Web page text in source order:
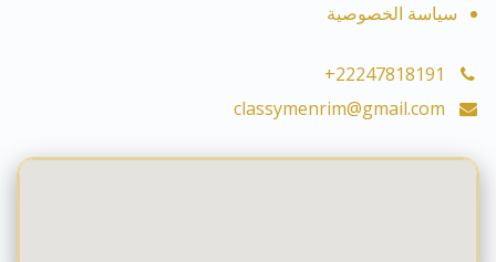
سياسة الخصوصية
+22247818191
classymenrim@gmail.com